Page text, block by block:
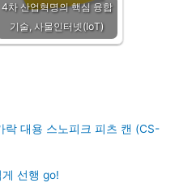
4차 산업혁명의 핵심 융합
기술, 사물인터넷(IoT)
락 대용 스노피크 피츠 캔 (CS-
선행 go!